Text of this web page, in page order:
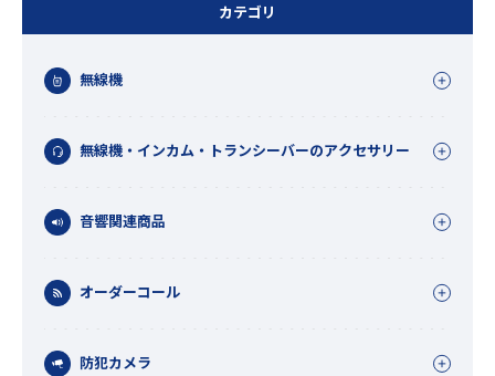
カテゴリ
無線機
無線機・インカム・トランシーバーのアクセサリー
音響関連商品
オーダーコール
防犯カメラ